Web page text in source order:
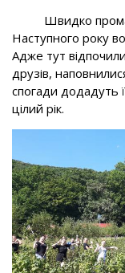
Швидко
Наступного року
Адже тут
друзів,
спогади додадуть
цілий рік.